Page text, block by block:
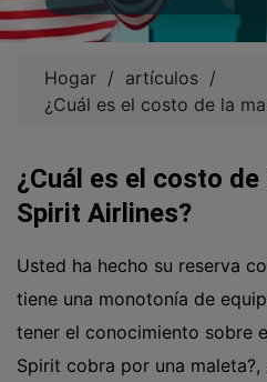
Hogar / artículos /
¿Cuál es el costo de la
¿Cuál es el costo
Spirit Airlines?
Usted ha hecho su reserva
tiene una monotonía de
tener el conocimiento sobre
Spirit cobra por una